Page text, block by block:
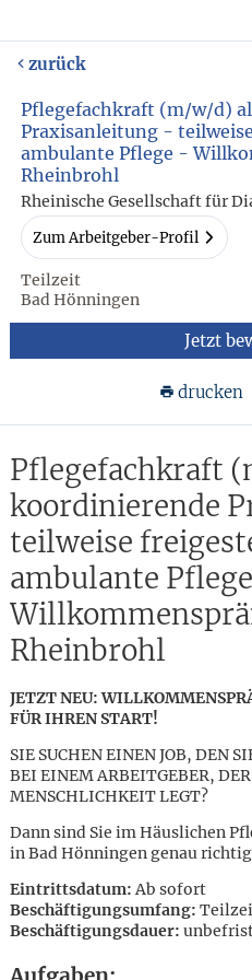
zurück
Pflegefachkraft (m/w/d)
Praxisanleitung -
ambulante Pflege -
Rheinbrohl
Rheinische Gesellschaft für
Zum Arbeitgeber-Profil
Teilzeit
Bad Hönningen
Jetzt
drucken
Pflegefachkraft
koordinierende
teilweise
ambulante
Rheinbrohl
JETZT NEU:
FÜR IHREN START!
SIE SUCHEN EINEN JOB, DEN
BEI EINEM ARBEITGEBER,
MENSCHLICHKEIT LEGT?
Dann sind Sie im Häuslichen
in Bad Hönningen genau
Eintrittsdatum:Ab sofort
Beschäftigungsumfang:
Beschäftigungsdauer:
Karte